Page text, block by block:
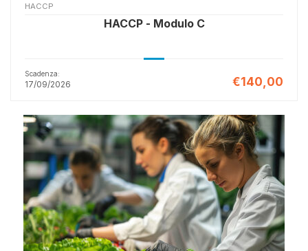
HACCP
HACCP - Modulo C
Scadenza:
17/09/2026 €140,00